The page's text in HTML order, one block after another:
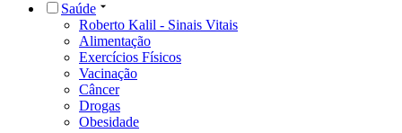
Saúde
Roberto Kalil - Sinais Vitais
Alimentação
Exercícios Físicos
Vacinação
Câncer
Drogas
Obesidade